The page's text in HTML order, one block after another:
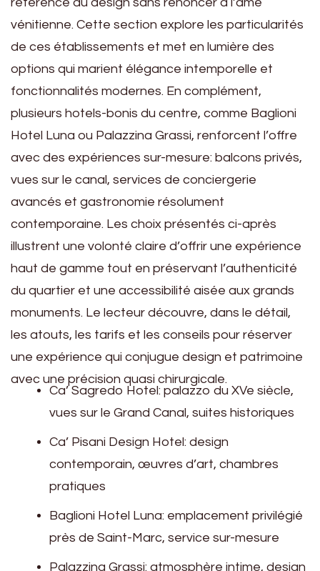
vénitienne. Cette section explore les particularités
de ces établissements et met en lumière des
options qui marient élégance intemporelle et
fonctionnalités modernes. En complément,
plusieurs hotels-bonis du centre, comme Baglioni
Hotel Luna ou Palazzina Grassi, renforcent l’offre
avec des expériences sur-mesure: balcons privés,
vues sur le canal, services de conciergerie
avancés et gastronomie résolument
contemporaine. Les choix présentés ci-après
illustrent une volonté claire d’offrir une expérience
haut de gamme tout en préservant l’authenticité
du quartier et une accessibilité aisée aux grands
monuments. Le lecteur découvre, dans le détail,
les atouts, les tarifs et les conseils pour réserver
une expérience qui conjugue design et patrimoine
avec une précision quasi chirurgicale.
Ca’ Sagredo Hotel: palazzo du XVe siècle,
vues sur le Grand Canal, suites historiques
Ca’ Pisani Design Hotel: design
contemporain, œuvres d’art, chambres
pratiques
Baglioni Hotel Luna: emplacement privilégié
près de Saint-Marc, service sur-mesure
Palazzina Grassi: atmosphère intime, design